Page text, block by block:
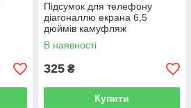
Підсумок для телефону
діагоналлю екрана 6,5
дюймів камуфляж
В наявності
325 ₴
Купити